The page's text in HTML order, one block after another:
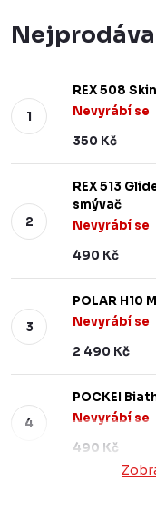
REX 508
Nevyrábí se
350 Kč
REX 513
smývač
Nevyrábí se
490 Kč
POLAR H10
Nevyrábí se
2 490 Kč
POCKEI
Nevyrábí se
490 Kč